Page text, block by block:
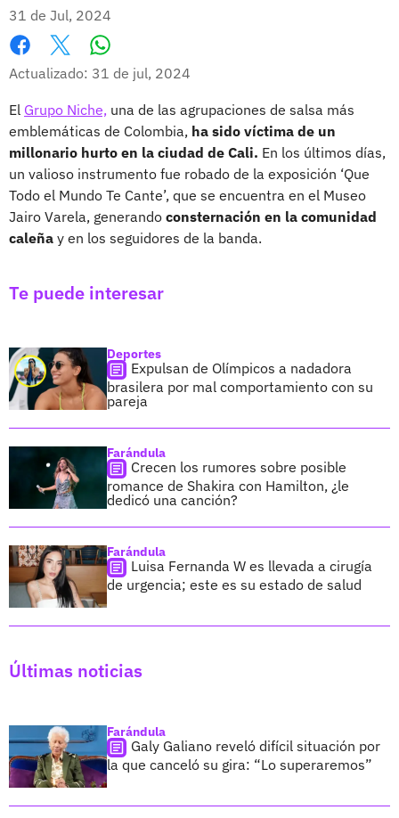
31 de Jul, 2024
Facebook
X
Actualizado: 31 de jul, 2024
El Grupo Niche, una de las agrupaciones de salsa más
emblemáticas de Colombia, ha sido víctima de un
millonario hurto en la ciudad de Cali. En los últimos días,
un valioso instrumento fue robado de la exposición ‘Que
Todo el Mundo Te Cante’, que se encuentra en el Museo
Jairo Varela, generando consternación en la comunidad
caleña y en los seguidores de la banda.
Te puede interesar
Deportes
Expulsan de Olímpicos a nadadora
brasilera por mal comportamiento con su
pareja
Farándula
Crecen los rumores sobre posible
romance de Shakira con Hamilton, ¿le
dedicó una canción?
Farándula
Luisa Fernanda W es llevada a cirugía
de urgencia; este es su estado de salud
Últimas noticias
Farándula
Galy Galiano reveló difícil situación por
la que canceló su gira: “Lo superaremos”